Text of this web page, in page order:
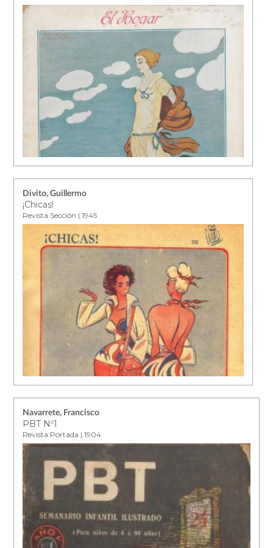
Divito, Guillermo
¡Chicas!
Revista Sección | 1945
Navarrete, Francisco
PBT Nº1
Revista Portada | 1904